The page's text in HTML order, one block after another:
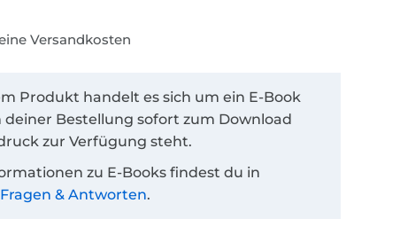
Versandkosten
Produkt handelt es sich um ein E-Book
deiner Bestellung sofort zum Download
zur Verfügung steht.
zu E-Books findest du in
Fragen & Antworten.